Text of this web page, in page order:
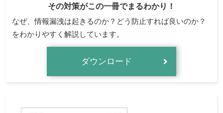
その対策がこの一冊でまるわかり！
なぜ、情報漏洩は起きるのか？どう防止すれば良いのか？
をわかりやすく解説しています。
ダウンロード